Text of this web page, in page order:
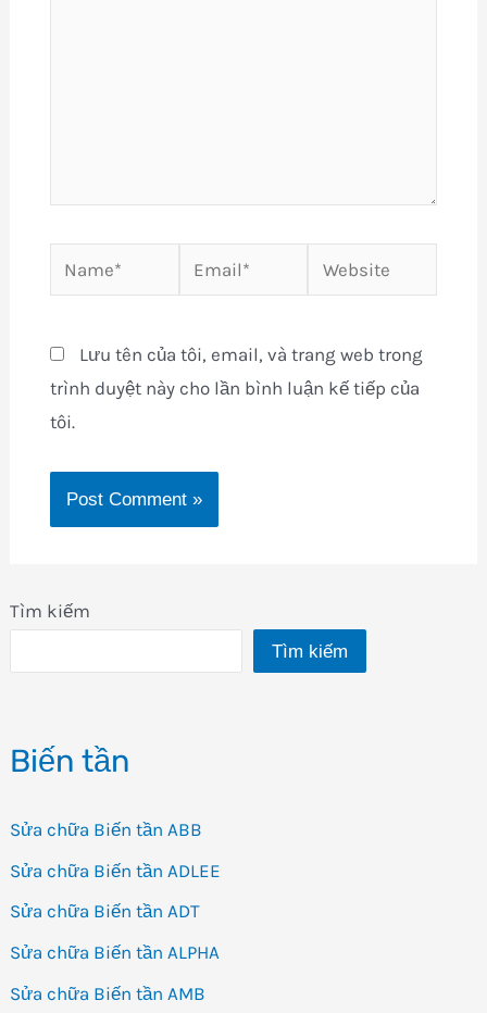
Tìm kiếm
Tìm kiếm
Biến tần
Sửa chữa Biến tần ABB
Sửa chữa Biến tần ADLEE
Sửa chữa Biến tần ADT
Sửa chữa Biến tần ALPHA
Sửa chữa Biến tần AMB
Name* Email* Website
Lưu tên của tôi, email, và trang web trong
trình duyệt này cho lần bình luận kế tiếp của
tôi.